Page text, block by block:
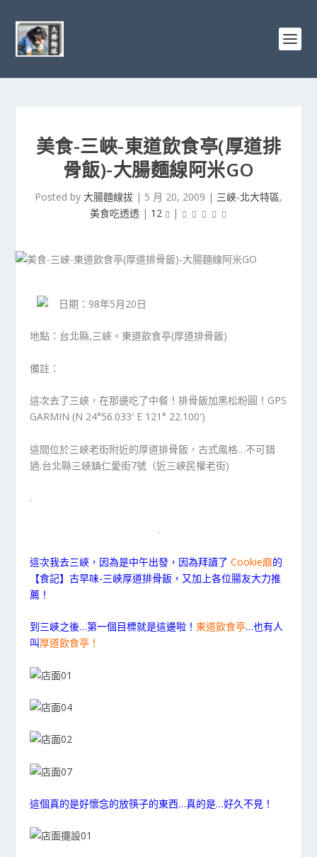
美食-三峽-東道飲食亭(厚道排
骨飯)-大腸麵線阿米GO
Posted by 大腸麵線拔 | 5 月 20, 2009 | 三峽-北大特區,
美食吃透透| 12 |
日期：98年5月20日
地點：台北縣,三峽。東道飲食亭(厚道排骨飯)
備註：
這次去了三峽，在那邊吃了中餐！排骨飯加黑松粉圓！GPS
GARMIN (N 24°56.033′ E 121° 22.100′)
這間位於三峽老街附近的厚道排骨飯，古式風格…不可錯
過.台北縣三峽鎮仁愛街7號（近三峽民權老街)
.
.
這次我去三峽，因為是中午出發，因為拜讀了 Cookie麻的
【食記】古早味-三峽厚道排骨飯，又加上各位腸友大力推
薦！
到三峽之後…第一個目標就是這邊啦！ 東道飲食亭…也有人
叫厚道飲食亭！
這個真的是好懷念的放筷子的東西…真的是…好久不見！